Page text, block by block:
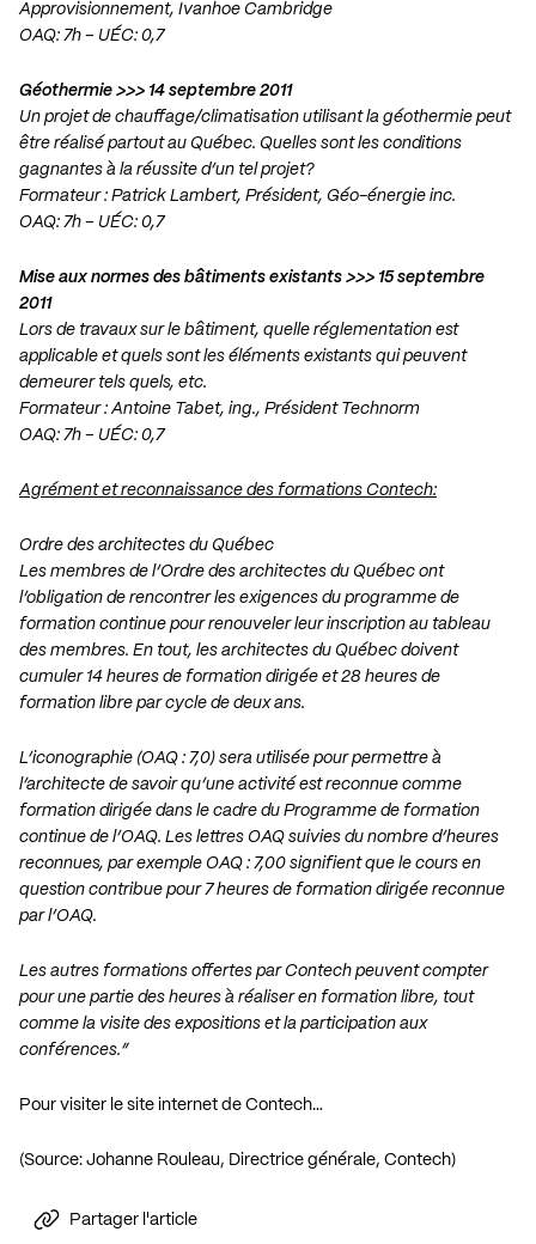
Approvisionnement, Ivanhoe Cambridge
OAQ: 7h – UÉC: 0,7
Géothermie >>> 14 septembre 2011
Un projet de chauffage/climatisation utilisant la géothermie peut
être réalisé partout au Québec. Quelles sont les conditions
gagnantes à la réussite d’un tel projet?
Formateur : Patrick Lambert, Président, Géo-énergie inc.
OAQ: 7h – UÉC: 0,7
Mise aux normes des bâtiments existants >>> 15 septembre
2011
Lors de travaux sur le bâtiment, quelle réglementation est
applicable et quels sont les éléments existants qui peuvent
demeurer tels quels, etc.
Formateur : Antoine Tabet, ing., Président Technorm
OAQ: 7h – UÉC: 0,7
Agrément et reconnaissance des formations Contech:
Ordre des architectes du Québec
Les membres de l’Ordre des architectes du Québec ont
l’obligation de rencontrer les exigences du programme de
formation continue pour renouveler leur inscription au tableau
des membres. En tout, les architectes du Québec doivent
cumuler 14 heures de formation dirigée et 28 heures de
formation libre par cycle de deux ans.
L’iconographie (OAQ : 7,0) sera utilisée pour permettre à
l’architecte de savoir qu’une activité est reconnue comme
formation dirigée dans le cadre du Programme de formation
continue de l’OAQ. Les lettres OAQ suivies du nombre d’heures
reconnues, par exemple OAQ : 7,00 signifient que le cours en
question contribue pour 7 heures de formation dirigée reconnue
par l’OAQ.
Les autres formations offertes par Contech peuvent compter
pour une partie des heures à réaliser en formation libre, tout
comme la visite des expositions et la participation aux
conférences.”
Pour visiter le site internet de Contech…
(Source: Johanne Rouleau, Directrice générale, Contech)
Partager l'article